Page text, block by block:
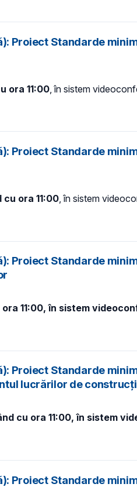
Proiect Standarde
ora 11:00 , în sistem
Proiect Standarde
ora 11:00 , în sistem
Proiect Standarde
11:00, în sistem
Proiect Standarde
lucrărilor de
cu ora 11:00, în sistem
Proiect Standarde